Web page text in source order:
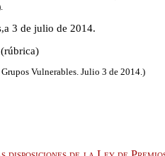
3 de julio de 2014.
Vulnerables. Julio 3 de 2014.)